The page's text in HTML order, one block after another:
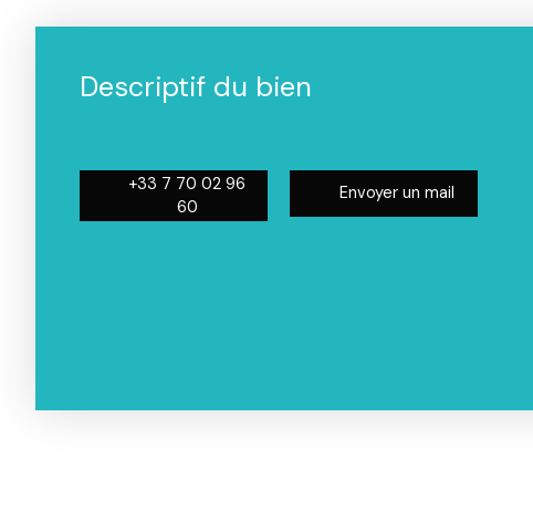
Descriptif du bien
+33 7 70 02 96
60
Envoyer un mail